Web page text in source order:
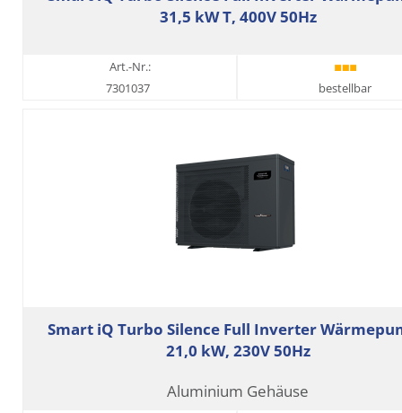
31,5 kW T, 400V 50Hz
Art.-Nr.:
7301037
bestellbar
Smart iQ Turbo Silence Full Inverter
21,0 kW, 230V 50Hz
Aluminium Gehäuse